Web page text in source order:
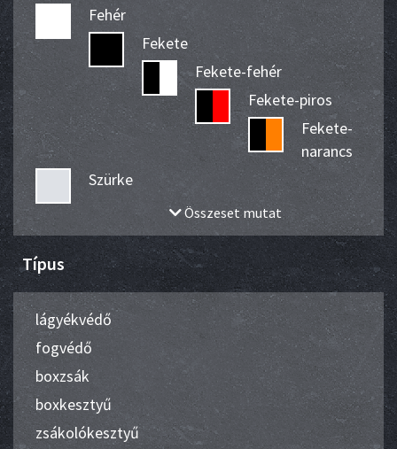
Fehér
Fekete
Fekete-fehér
Fekete-piros
Fekete-
narancs
Szürke
Összeset mutat
Típus
lágyékvédő
fogvédő
boxzsák
boxkesztyű
zsákolókesztyű